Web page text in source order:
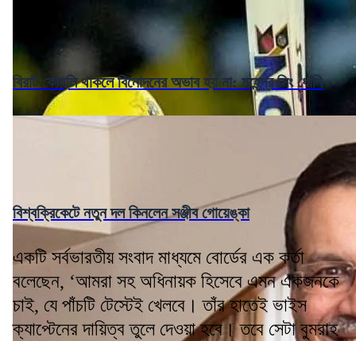
বিরাট কোহলি থাকলে বিনোদনের অভাব হয় না: মহেন্দ্র সিং ধোনি
বিশ্বক্রিকেটে নতুন দল কিনলেন সঞ্জীব গোয়েঙ্কা
একটি সর্বভারতীয় সংবাদ মাধ্যমে বোর্ডের এক কর্তা
বলেছেন, ‘আমরা সহ অধিনায়ক হিসেবে এমন একজনকে
চাই, যে পাঁচটি টেস্টেই খেলবে। তাঁর হাতেই ভাইস
ক্যাপ্টেনের দায়িত্ব তুলে দেওয়া হবে। তবে সেটা বুমরাহ